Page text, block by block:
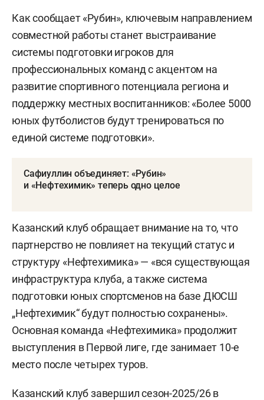
Как сообщает «Рубин», ключевым направлением
совместной работы станет выстраивание
системы подготовки игроков для
профессиональных команд с акцентом на
развитие спортивного потенциала региона и
поддержку местных воспитанников: «Более 5000
юных футболистов будут тренироваться по
единой системе подготовки».
Сафиуллин объединяет: «Рубин»
и «Нефтехимик» теперь одно целое
Казанский клуб обращает внимание на то, что
партнерство не повлияет на текущий статус и
структуру «Нефтехимика» — «вся существующая
инфраструктура клуба, а также система
подготовки юных спортсменов на базе ДЮСШ
„Нефтехимик“ будут полностью сохранены».
Основная команда «Нефтехимика» продолжит
выступления в Первой лиге, где занимает 10-е
место после четырех туров.
Казанский клуб завершил сезон-2025/26 в